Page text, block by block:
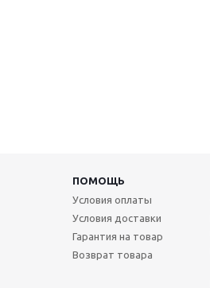
ПОМОЩЬ
Условия оплаты
Условия доставки
Гарантия на товар
Возврат товара